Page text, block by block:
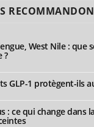
West Nile : que
?
GLP-1 protègent-ils
: ce qui change dans